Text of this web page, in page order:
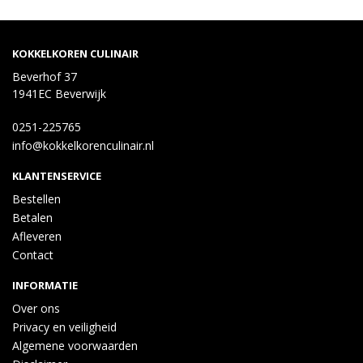
KOKKELKOREN CULINAIR
Beverhof 37
1941EC Beverwijk
0251-225765
info@kokkelkorenculinair.nl
KLANTENSERVICE
Bestellen
Betalen
Afleveren
Contact
INFORMATIE
Over ons
Privacy en veiligheid
Algemene voorwaarden